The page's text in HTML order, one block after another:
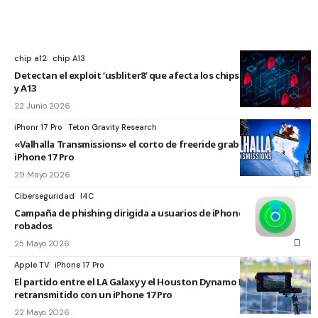
chip a12 chip A13
Detectan el exploit ‘usbliter8’ que afecta los chips de Apple A12
y A13
22 Junio 2026
iPhonr 17 Pro Teton Gravity Research
«Valhalla Transmissions» el corto de freeride grabado con el
iPhone 17 Pro
29 Mayo 2026
Ciberseguridad I4C
Campaña de phishing dirigida a usuarios de iPhone perdidos o
robados
25 Mayo 2026
Apple TV iPhone 17 Pro
El partido entre el LA Galaxy y el Houston Dynamo FC será
retransmitido con un iPhone 17 Pro
22 Mayo 2026